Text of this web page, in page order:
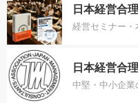
日本経営合
経営セミナー・
日本経営合
中堅・中小企業